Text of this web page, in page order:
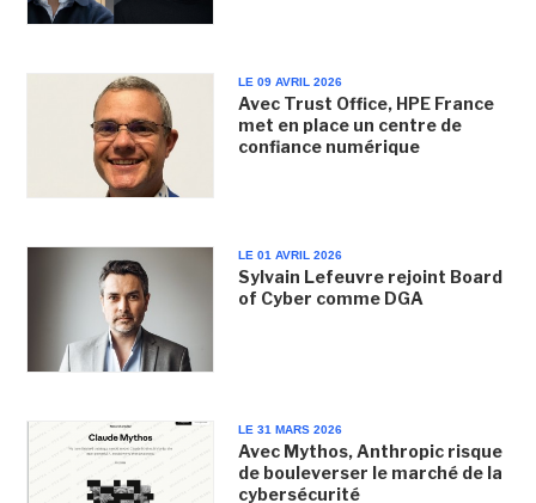
LE 09 AVRIL 2026
Avec Trust Office, HPE France
met en place un centre de
confiance numérique
LE 01 AVRIL 2026
Sylvain Lefeuvre rejoint Board
of Cyber comme DGA
LE 31 MARS 2026
Avec Mythos, Anthropic risque
de bouleverser le marché de la
cybersécurité